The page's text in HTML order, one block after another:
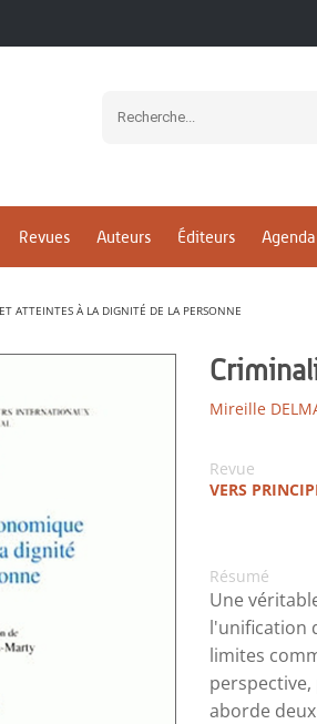
Revues Auteurs Éditeurs Agenda
ATTEINTES À LA DIGNITÉ DE LA PERSONNE
Mireille
Revue
VERS
Résumé
Une
l'unification
limites
aborde